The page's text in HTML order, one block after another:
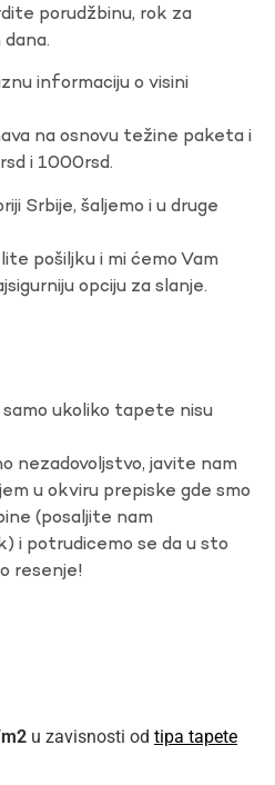
porudžbinu, rok za
informaciju o visini
na osnovu težine paketa i
i 1000rsd.
Srbije, šaljemo i u druge
pošiljku i mi ćemo Vam
opciju za slanje.
ukoliko tapete nisu
nezadovoljstvo, javite nam
u okviru prepiske gde smo
(posaljite nam
i potrudicemo se da u sto
resenje!
u zavisnosti od tipa tapete